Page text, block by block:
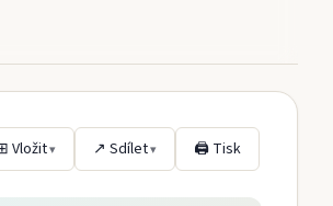
Vložit▾ ↗ Sdílet▾ 🖨 Tisk